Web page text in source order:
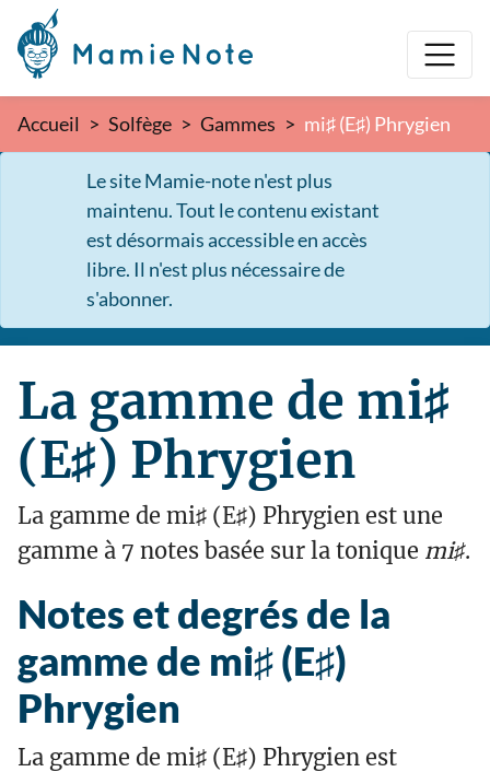
Accueil Solfège Gammes mi♯ (E♯) Phrygien
Le site Mamie-note n'est plus
maintenu. Tout le contenu existant
est désormais accessible en accès
libre. Il n'est plus nécessaire de
s'abonner.
La gamme de mi♯
(E♯) Phrygien
La gamme de mi♯ (E♯) Phrygien est une
gamme à 7 notes basée sur la tonique mi♯.
Notes et degrés de la
gamme de mi♯ (E♯)
Phrygien
La gamme de mi♯ (E♯) Phrygien est